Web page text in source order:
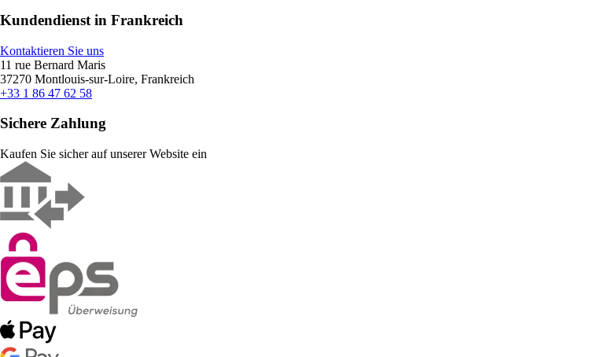
Kundendienst in Frankreich
Kontaktieren Sie uns
11 rue Bernard Maris
37270 Montlouis-sur-Loire, Frankreich
+33 1 86 47 62 58
Sichere Zahlung
Kaufen Sie sicher auf unserer Website ein